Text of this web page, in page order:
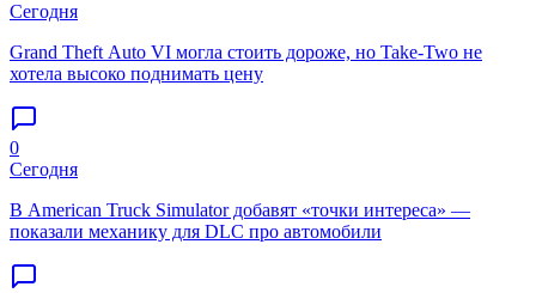
Сегодня
Grand Theft Auto VI могла стоить дороже, но Take-Two не
хотела высоко поднимать цену
0
Сегодня
В American Truck Simulator добавят «точки интереса» —
показали механику для DLC про автомобили